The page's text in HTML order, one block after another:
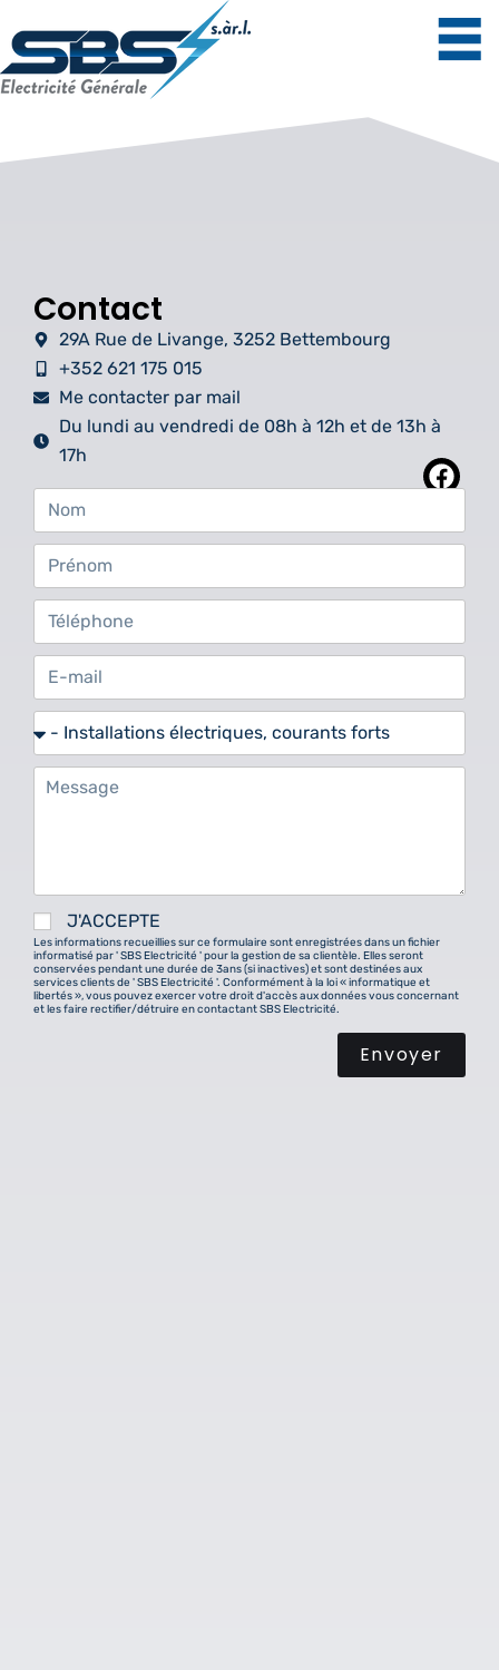
Contact
29A Rue de Livange, 3252 Bettembourg
+352 621 175 015
Me contacter par mail
Du lundi au vendredi de 08h à 12h et de 13h à
17h
J'ACCEPTE
Les informations recueillies sur ce formulaire sont enregistrées dans un fichier
informatisé par ' SBS Electricité ' pour la gestion de sa clientèle. Elles seront
conservées pendant une durée de 3ans (si inactives) et sont destinées aux
services clients de ' SBS Electricité '. Conformément à la loi « informatique et
libertés », vous pouvez exercer votre droit d'accès aux données vous concernant
et les faire rectifier/détruire en contactant SBS Electricité.
Envoyer